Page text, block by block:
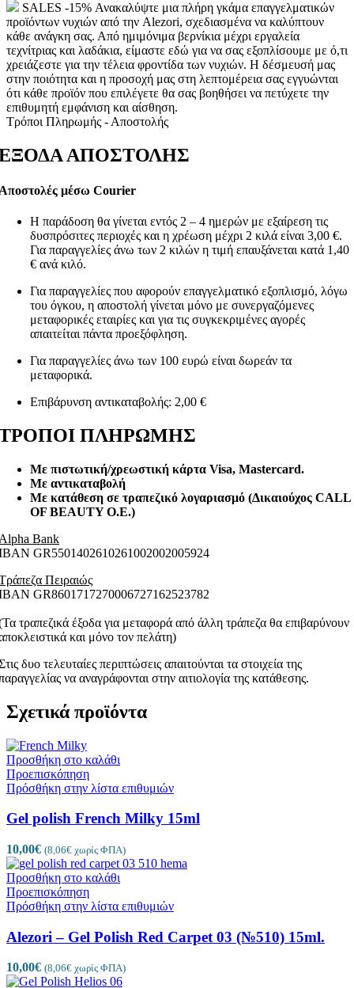
SALES -15% Ανακαλύψτε μια πλήρη γκάμα επαγγελματικών
προϊόντων νυχιών από την Alezori, σχεδιασμένα να καλύπτουν
κάθε ανάγκη σας. Από ημιμόνιμα βερνίκια μέχρι εργαλεία
τεχνίτριας και λαδάκια, είμαστε εδώ για να σας εξοπλίσουμε με ό,τι
χρειάζεστε για την τέλεια φροντίδα των νυχιών. Η δέσμευσή μας
στην ποιότητα και η προσοχή μας στη λεπτομέρεια σας εγγυώνται
ότι κάθε προϊόν που επιλέγετε θα σας βοηθήσει να πετύχετε την
επιθυμητή εμφάνιση και αίσθηση.
Τρόποι Πληρωμής - Αποστολής
ΑΠΟΣΤΟΛΗΣ
μέσω Courier
Η παράδοση θα γίνεται εντός 2 – 4 ημερών με εξαίρεση τις
δυσπρόσιτες περιοχές και η χρέωση μέχρι 2 κιλά είναι 3,00 €.
Για παραγγελίες άνω των 2 κιλών η τιμή επαυξάνεται κατά 1,40
€ ανά κιλό.
Για παραγγελίες που αφορούν επαγγελματικό εξοπλισμό, λόγω
του όγκου, η αποστολή γίνεται μόνο με συνεργαζόμενες
μεταφορικές εταιρίες και για τις συγκεκριμένες αγορές
απαιτείται πάντα προεξόφληση.
Για παραγγελίες άνω των 100 ευρώ είναι δωρεάν τα
μεταφορικά.
Επιβάρυνση αντικαταβολής: 2,00 €
ΠΛΗΡΩΜΗΣ
Με πιστωτική/χρεωστική κάρτα Visa, Mastercard.
Με αντικαταβολή
Με κατάθεση σε τραπεζικό λογαριασμό (Δικαιούχος CALL
OF BEAUTY O.E.)
Bank
GR5501402610261002002005924
Πειραιώς
GR8601717270006727162523782
τραπεζικά έξοδα για μεταφορά από άλλη τράπεζα θα επιβαρύνουν
και μόνο τον πελάτη)
δυο τελευταίες περιπτώσεις απαιτούνται τα στοιχεία της
να αναγράφονται στην αιτιολογία της κατάθεσης.
Σχετικά προϊόντα
Προσθήκη στο καλάθι
Προεπισκόπηση
Πρόσθήκη στην λίστα επιθυμιών
Gel polish French Milky 15ml
10,00€ (8,06€ χωρίς ΦΠΑ)
Προσθήκη στο καλάθι
Προεπισκόπηση
Πρόσθήκη στην λίστα επιθυμιών
Alezori – Gel Polish Red Carpet 03 (№510) 15ml.
10,00€ (8,06€ χωρίς ΦΠΑ)